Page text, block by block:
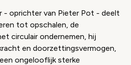
- oprichter van Pieter Pot - deelt
tot opschalen, de
circulair ondernemen, hij
en doorzettingsvermogen,
ongelooflijk sterke